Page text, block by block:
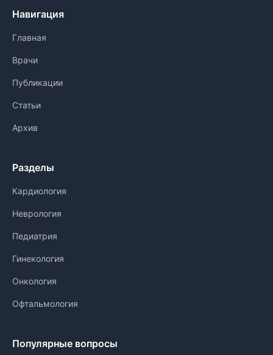
Навигация
Главная
Врачи
Публикации
Статьи
Архив
Разделы
Кардиология
Неврология
Педиатрия
Гинекология
Онкология
Офтальмология
Популярные вопросы